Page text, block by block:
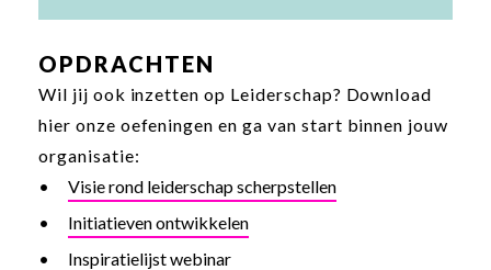
OPDRACHTEN
Wil jij ook inzetten op Leiderschap? Download
hier onze oefeningen en ga van start binnen jouw
organisatie:
Visie rond leiderschap scherpstellen
Initiatieven ontwikkelen
Inspiratielijst webinar